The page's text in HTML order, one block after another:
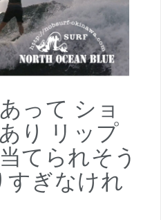
って ショ
り リップ
てられそう
すぎなけれ